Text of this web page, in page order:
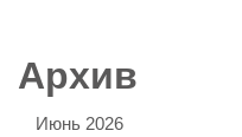
Архив
Июнь 2026